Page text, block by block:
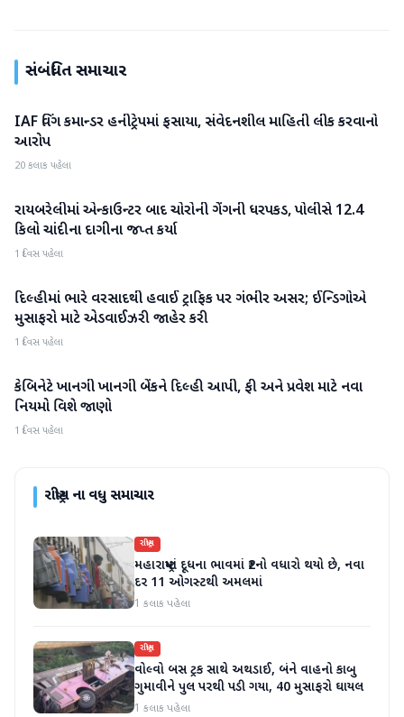
સંબંધિત સમાચાર
રાષ્ટ્રીય
IAF વિંગ કમાન્ડર હનીટ્રેપમાં ફસાયા, સંવેદનશીલ માહિતી લીક કરવાનો
આરોપ
20 કલાક પહેલા
રાષ્ટ્રીય
રાયબરેલીમાં એન્કાઉન્ટર બાદ ચોરોની ગેંગની ધરપકડ, પોલીસે 12.4
કિલો ચાંદીના દાગીના જપ્ત કર્યા
1 દિવસ પહેલા
રાષ્ટ્રીય
દિલ્હીમાં ભારે વરસાદથી હવાઈ ટ્રાફિક પર ગંભીર અસર; ઈન્ડિગોએ
મુસાફરો માટે એડવાઈઝરી જાહેર કરી
1 દિવસ પહેલા
રાષ્ટ્રીય
કેબિનેટે ખાનગી ખાનગી બેંકને દિલ્હી આપી, ફી અને પ્રવેશ માટે નવા
નિયમો વિશે જાણો
1 દિવસ પહેલા
રાષ્ટ્રીયના વધુ સમાચાર
રાષ્ટ્રીય
મહારાષ્ટ્રમાં દૂધના ભાવમાં ₹2નો વધારો થયો છે, નવા
દર 11 ઓગસ્ટથી અમલમાં
1 કલાક પહેલા
રાષ્ટ્રીય
વોલ્વો બસ ટ્રક સાથે અથડાઈ, બંને વાહનો કાબુ
ગુમાવીને પુલ પરથી પડી ગયા, 40 મુસાફરો ઘાયલ
1 કલાક પહેલા